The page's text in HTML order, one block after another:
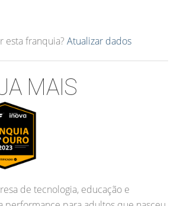
esta franquia? Atualizar dados
MAIS
de tecnologia, educação e